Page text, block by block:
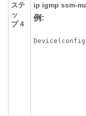
ステ
ッ
プ 4
ip igmp ssm-
例: